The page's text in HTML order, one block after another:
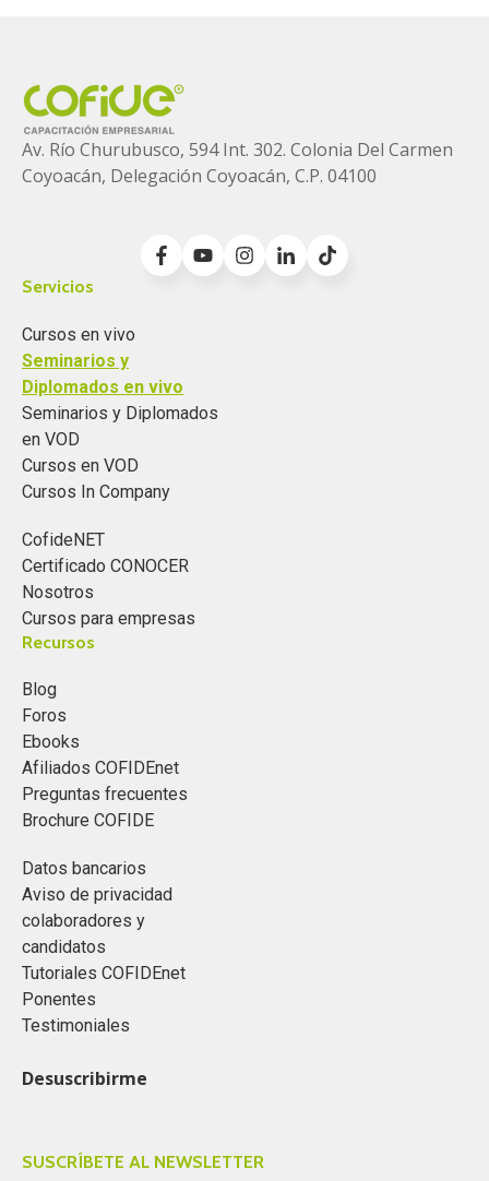
Av. Río Churubusco, 594 Int. 302. Colonia Del Carmen
Coyoacán, Delegación Coyoacán, C.P. 04100
Servicios
Cursos en vivo
Seminarios y
Diplomados en vivo
Seminarios y Diplomados
en VOD
Cursos en VOD
Cursos In Company
CofideNET
Certificado CONOCER
Nosotros
Cursos para empresas
Recursos
Blog
Foros
Ebooks
Afiliados COFIDEnet
Preguntas frecuentes
Brochure COFIDE
Datos bancarios
Aviso de privacidad
colaboradores y
candidatos
Tutoriales COFIDEnet
Ponentes
Testimoniales
Desuscribirme
SUSCRÍBETE AL NEWSLETTER